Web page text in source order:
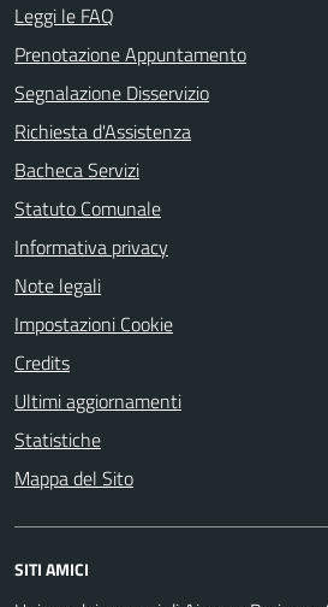
Leggi le FAQ
Prenotazione Appuntamento
Segnalazione Disservizio
Richiesta d'Assistenza
Bacheca Servizi
Statuto Comunale
Informativa privacy
Note legali
Impostazioni Cookie
Credits
Ultimi aggiornamenti
Statistiche
Mappa del Sito
SITI AMICI